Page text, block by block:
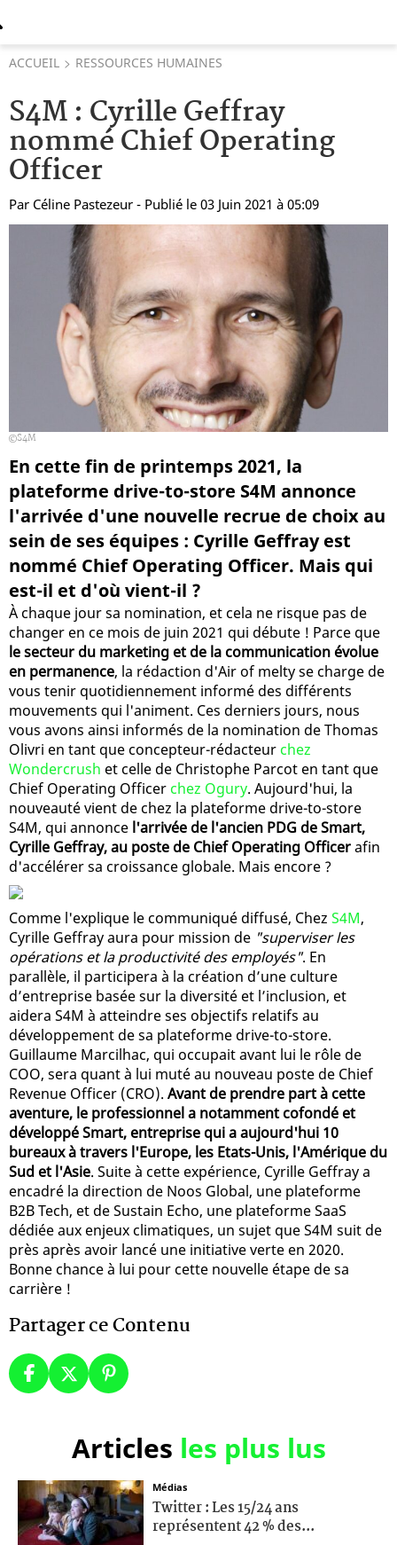
ACCUEIL RESSOURCES HUMAINES
S4M : Cyrille Geffray
nommé Chief Operating
Officer
Par Céline Pastezeur - Publié le 03 Juin 2021 à 05:09
S4M
En cette fin de printemps 2021, la
plateforme drive-to-store S4M annonce
l'arrivée d'une nouvelle recrue de choix au
sein de ses équipes : Cyrille Geffray est
nommé Chief Operating Officer. Mais qui
est-il et d'où vient-il ?
À chaque jour sa nomination, et cela ne risque pas de
changer en ce mois de juin 2021 qui débute ! Parce que
le secteur du marketing et de la communication évolue
en permanence, la rédaction d'Air of melty se charge de
vous tenir quotidiennement informé des différents
mouvements qui l'animent. Ces derniers jours, nous
vous avons ainsi informés de la nomination de Thomas
Olivri en tant que concepteur-rédacteur chez
Wondercrush et celle de Christophe Parcot en tant que
Chief Operating Officer chez Ogury. Aujourd'hui, la
nouveauté vient de chez la plateforme drive-to-store
S4M, qui annonce l'arrivée de l'ancien PDG de Smart,
Cyrille Geffray, au poste de Chief Operating Officerafin
d'accélérer sa croissance globale. Mais encore ?
Comme l'explique le communiqué diffusé, Chez S4M,
Cyrille Geffray aura pour mission de "superviser les
opérations et la productivité des employés". En
parallèle, il participera à la création d’une culture
d’entreprise basée sur la diversité et l’inclusion, et
aidera S4M à atteindre ses objectifs relatifs au
développement de sa plateforme drive-to-store.
Guillaume Marcilhac, qui occupait avant lui le rôle de
COO, sera quant à lui muté au nouveau poste de Chief
Revenue Officer (CRO). Avant de prendre part à cette
aventure, le professionnel a notamment cofondé et
développé Smart, entreprise qui a aujourd'hui 10
bureaux à travers l'Europe, les Etats-Unis, l'Amérique du
Sud et l'Asie. Suite à cette expérience, Cyrille Geffray a
encadré la direction de Noos Global, une plateforme
B2B Tech, et de Sustain Echo, une plateforme SaaS
dédiée aux enjeux climatiques, un sujet que S4M suit de
près après avoir lancé une initiative verte en 2020.
Bonne chance à lui pour cette nouvelle étape de sa
carrière !
Partager ce Contenu
Articles les plus lus
Médias
Twitter : Les 15/24 ans
représentent 42 % des...